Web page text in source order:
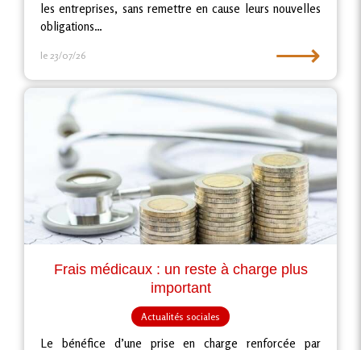
les entreprises, sans remettre en cause leurs nouvelles
obligations…
le 23/07/26 ⟶
Frais médicaux : un reste à charge plus
important
Actualités sociales
Le bénéfice d’une prise en charge renforcée par